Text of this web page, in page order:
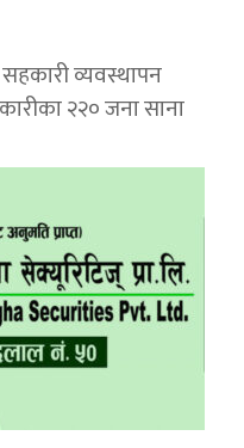
व्यवस्थापन
२२० जना साना